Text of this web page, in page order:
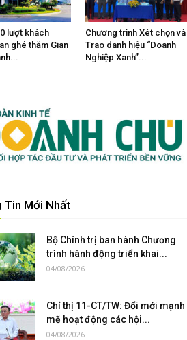
lượt khách
ghé thăm Gian
Chương trình Xét chọn và
Trao danh hiệu “Doanh
Nghiệp Xanh”...
Tin Mới Nhất
Bộ Chính trị ban hành Chương
trình hành động triển khai...
04/08/2026
Chỉ thị 11-CT/TW: Đổi mới mạnh
mẽ hoạt động các hội...
04/08/2026